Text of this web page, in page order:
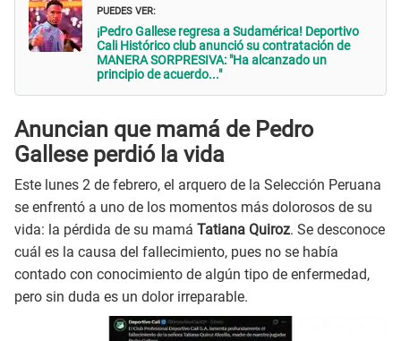
PUEDES VER:
¡Pedro Gallese regresa a Sudamérica! Deportivo
Cali Histórico club anunció su contratación de
MANERA SORPRESIVA: "Ha alcanzado un
principio de acuerdo..."
Anuncian que mamá de Pedro
Gallese perdió la vida
Este lunes 2 de febrero, el arquero de la Selección Peruana
se enfrentó a uno de los momentos más dolorosos de su
vida: la pérdida de su mamá Tatiana Quiroz. Se desconoce
cuál es la causa del fallecimiento, pues no se había
contado con conocimiento de algún tipo de enfermedad,
pero sin duda es un dolor irreparable.